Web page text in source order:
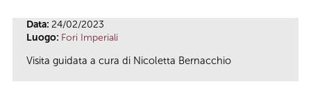
Data: 24/02/2023
Luogo: Fori Imperiali
Visita guidata a cura di Nicoletta Bernacchio